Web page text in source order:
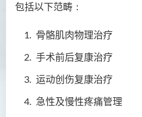
包括以下范畴 ：
骨骼肌肉物理治疗
手术前后复康治疗
运动创伤复康治疗
急性及慢性疼痛管理